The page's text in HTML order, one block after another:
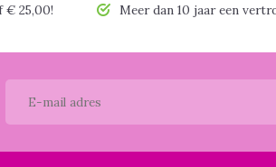
€ 25,00! Meer dan 10 jaar een